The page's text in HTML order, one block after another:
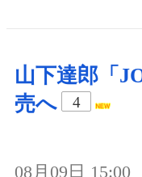
山下達郎「
売へ
4
08月09日 15:00